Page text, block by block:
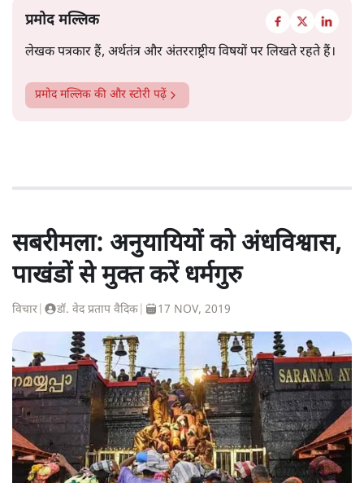
प्रमोद मल्लिक
लेखक पत्रकार हैं, अर्थतंत्र और अंतरराष्ट्रीय विषयों पर लिखते रहते हैं।
प्रमोद मल्लिक की और स्टोरी पढ़ें
सबरीमला: अनुयायियों को अंधविश्वास,
पाखंडों से मुक्त करें धर्मगुरु
विचार डॉ. वेद प्रताप वैदिक 17 NOV, 2019